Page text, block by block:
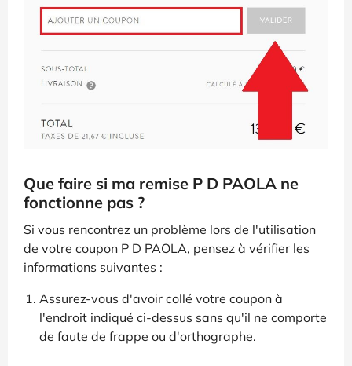
Que faire si ma remise P D PAOLA ne
fonctionne pas ?
Si vous rencontrez un problème lors de l'utilisation
de votre coupon P D PAOLA, pensez à vérifier les
informations suivantes :
Assurez-vous d'avoir collé votre coupon à
l'endroit indiqué ci-dessus sans qu'il ne comporte
de faute de frappe ou d'orthographe.